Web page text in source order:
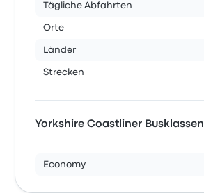
Tägliche Abfahrten
Orte
Länder
Strecken
Yorkshire Coastliner Busklassen
Economy